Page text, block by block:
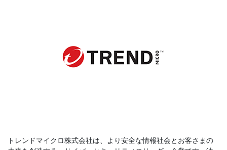
トレンドマイクロ株式会社は、より安全な情報社会とお客さまの